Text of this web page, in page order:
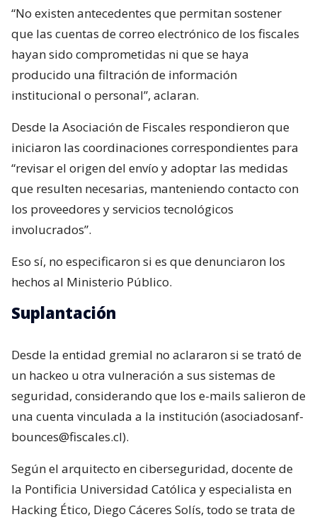
“No existen antecedentes que permitan sostener
que las cuentas de correo electrónico de los fiscales
hayan sido comprometidas ni que se haya
producido una filtración de información
institucional o personal”, aclaran.
Desde la Asociación de Fiscales respondieron que
iniciaron las coordinaciones correspondientes para
“revisar el origen del envío y adoptar las medidas
que resulten necesarias, manteniendo contacto con
los proveedores y servicios tecnológicos
involucrados”.
Eso sí, no especificaron si es que denunciaron los
hechos al Ministerio Público.
Suplantación
Desde la entidad gremial no aclararon si se trató de
un hackeo u otra vulneración a sus sistemas de
seguridad, considerando que los e-mails salieron de
una cuenta vinculada a la institución (asociadosanf-
bounces@fiscales.cl).
Según el arquitecto en ciberseguridad, docente de
la Pontificia Universidad Católica y especialista en
Hacking Ético, Diego Cáceres Solís, todo se trata de